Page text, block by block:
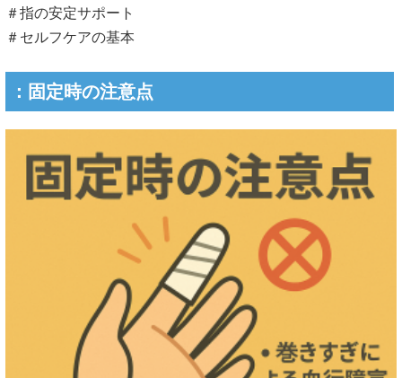
＃指の安定サポート
＃セルフケアの基本
：固定時の注意点